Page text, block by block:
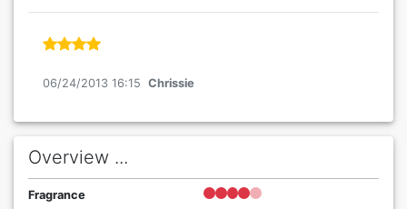
06/24/2013 16:15 Chrissie
Overview ...
Fragrance